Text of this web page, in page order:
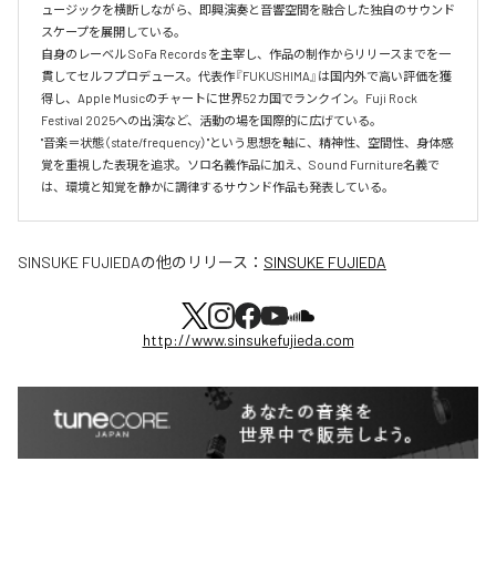
ュージックを横断しながら、即興演奏と音響空間を融合した独自のサウンド
スケープを展開している。
自身のレーベル SoFa Records を主宰し、作品の制作からリリースまでを一
貫してセルフプロデュース。代表作『FUKUSHIMA』は国内外で高い評価を獲
得し、Apple Musicのチャートに世界52カ国でランクイン。Fuji Rock
Festival 2025への出演など、活動の場を国際的に広げている。
"音楽＝状態（state/frequency）"という思想を軸に、精神性、空間性、身体感
覚を重視した表現を追求。ソロ名義作品に加え、Sound Furniture名義で
は、環境と知覚を静かに調律するサウンド作品も発表している。
SINSUKE FUJIEDAの他のリリース： SINSUKE FUJIEDA
http://www.sinsukefujieda.com